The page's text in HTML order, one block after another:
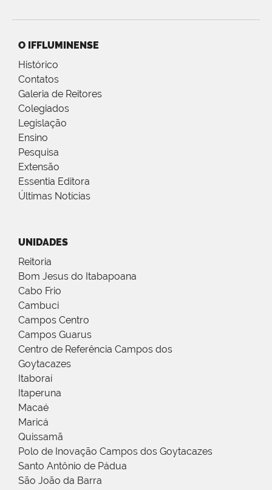
O IFFLUMINENSE
Histórico
Contatos
Galeria de Reitores
Colegiados
Legislação
Ensino
Pesquisa
Extensão
Essentia Editora
Últimas Notícias
UNIDADES
Reitoria
Bom Jesus do Itabapoana
Cabo Frio
Cambuci
Campos Centro
Campos Guarus
Centro de Referência Campos dos
Goytacazes
Itaboraí
Itaperuna
Macaé
Maricá
Quissamã
Polo de Inovação Campos dos Goytacazes
Santo Antônio de Pádua
São João da Barra